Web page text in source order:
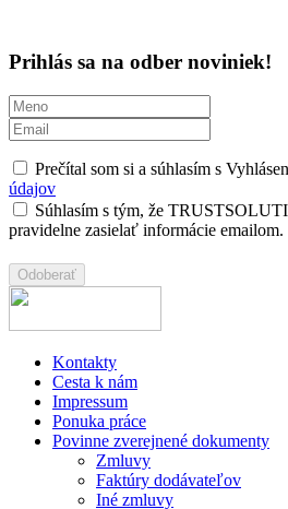
Prihlás sa na odber noviniek!
Prečítal som si a súhlasím s
údajov
Súhlasím s tým, že
pravidelne zasielať informácie emailom.
Kontakty
Cesta k nám
Impressum
Ponuka práce
Povinne zverejnené dokumenty
Zmluvy
Faktúry dodávateľov
Iné zmluvy